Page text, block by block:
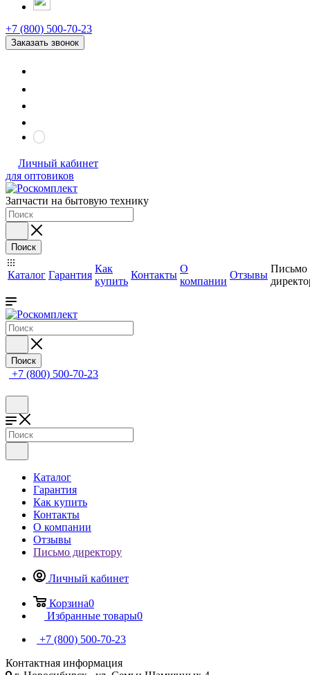
+7 (800) 500-70-23
Заказать звонок
Личный кабинет
для оптовиков
Запчасти на бытовую технику
Поиск
Каталог Гарантия
Как
купить
Контакты
О
компании
Отзывы
Письмо
Поиск
+7 (800) 500-70-23
Каталог
Гарантия
Как купить
Контакты
О компании
Отзывы
Письмо директору
Личный кабинет
Корзина0
Избранные товары0
+7 (800) 500-70-23
Контактная информация